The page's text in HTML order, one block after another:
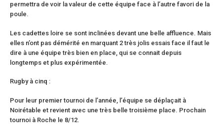
permettra de voir la valeur de cette équipe face à l’autre favori de la
poule.
Les cadettes loire se sont inclinées devant une belle affluence. Mais
elles n’ont pas démérité en marquant 2 très jolis essais face il faut le
dire à une équipe très bien en place, qui se connait depuis
longtemps et plus expérimentée.
Rugby à cinq :
Pour leur premier tournoi de l’année, l’équipe se déplaçait à
Noirétable et revient avec une très belle troisième place. Prochain
tournoi à Roche le 8/12.